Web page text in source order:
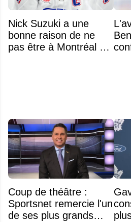
Nick Suzuki a une
bonne raison de ne
pas être à Montréal cet
Coup de théâtre :
Sportsnet remercie l'un
de ses plus grands